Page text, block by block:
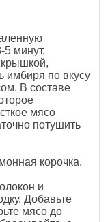
5 минут.
имбиря по вкусу
В составе
мясо
потушить
корочка.
и
Добавьте
мясо до